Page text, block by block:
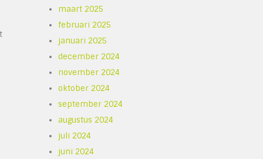
maart 2025
februari 2025
januari 2025
december 2024
november 2024
oktober 2024
september 2024
augustus 2024
juli 2024
juni 2024